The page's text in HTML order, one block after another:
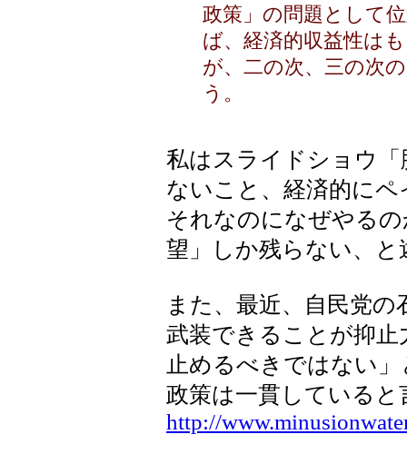
政策」の問題として
ば、経済的収益性は
が、二の次、三の次
う。
私はスライドショウ
ないこと、経済的に
それなのになぜやる
望」しか残らない、
また、最近、自民党
武装できることが抑
止めるべきではない
政策は一貫していると
http://